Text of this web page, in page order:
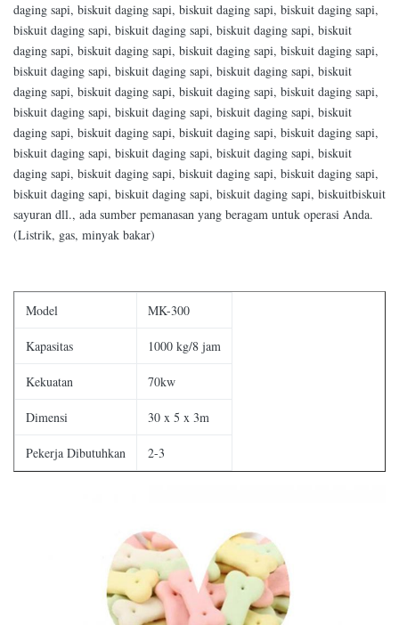
daging sapi, biskuit daging sapi, biskuit daging sapi, biskuit daging sapi,
biskuit daging sapi, biskuit daging sapi, biskuit daging sapi, biskuit
daging sapi, biskuit daging sapi, biskuit daging sapi, biskuit daging sapi,
biskuit daging sapi, biskuit daging sapi, biskuit daging sapi, biskuit
daging sapi, biskuit daging sapi, biskuit daging sapi, biskuit daging sapi,
biskuit daging sapi, biskuit daging sapi, biskuit daging sapi, biskuit
daging sapi, biskuit daging sapi, biskuit daging sapi, biskuit daging sapi,
biskuit daging sapi, biskuit daging sapi, biskuit daging sapi, biskuit
daging sapi, biskuit daging sapi, biskuit daging sapi, biskuit daging sapi,
biskuit daging sapi, biskuit daging sapi, biskuit daging sapi, biskuitbiskuit
sayuran dll., ada sumber pemanasan yang beragam untuk operasi Anda.
(Listrik, gas, minyak bakar)
Model MK-300
Kapasitas 1000 kg/8 jam
Kekuatan 70kw
Dimensi 30 x 5 x 3m
Pekerja Dibutuhkan 2-3